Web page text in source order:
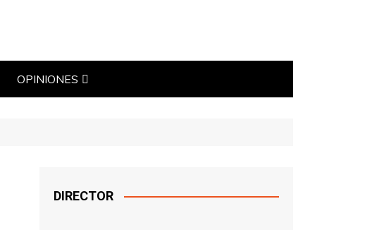
OPINIONES
DIRECTOR